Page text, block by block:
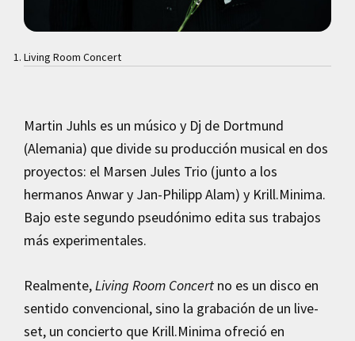
Living Room Concert
Martin Juhls es un músico y Dj de Dortmund
(Alemania) que divide su producción musical en dos
proyectos: el Marsen Jules Trio (junto a los
hermanos Anwar y Jan-Philipp Alam) y Krill.Minima.
Bajo este segundo pseudónimo edita sus trabajos
más experimentales.
Realmente,Living Room Concert no es un disco en
sentido convencional, sino la grabación de un live-
set, un concierto que Krill.Minima ofreció en